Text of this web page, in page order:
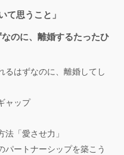
て思うこと」
なのに、離婚するたったひ
るはずなのに、離婚してし
ャップ
「愛させ力」
パートナーシップを築こう